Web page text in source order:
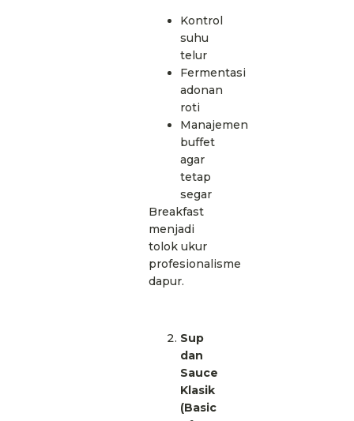
Kontrol
suhu
telur
Fermentasi
adonan
roti
Manajemen
buffet
agar
tetap
segar
Breakfast
menjadi
tolok ukur
profesionalisme
dapur.
Sup
dan
Sauce
Klasik
(Basic